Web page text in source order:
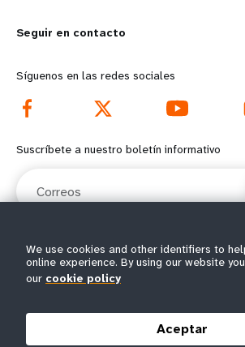
o
r
e
f
o
t
e
m
d
o
t
e
r
m
e
Seguir en contacto
Síguenos en las redes sociales
Suscríbete a nuestro boletín informativo
© Todos los derechos
We use cookies and other identifiers to
online experience. By using our website
our cookie policy
Aceptar